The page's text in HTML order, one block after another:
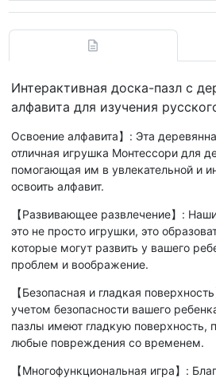
Интерактивная доска-пазл с
алфавита для изучения
Освоение алфавита】: Эта
отличная игрушка Монтессори для
помогающая им в увлекательной и
освоить алфавит.
【Развивающее развлечение】:
это не просто игрушки, это
которые могут развить у вашего
проблем и воображение.
【Безопасная и гладкая
учетом безопасности вашего
пазлы имеют гладкую
любые повреждения со временем.
【Многофункциональная игра】: